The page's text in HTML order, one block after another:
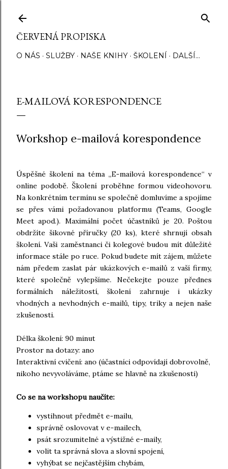
ČERVENÁ PROPISKA
O NÁS SLUŽBY NAŠE KNIHY ŠKOLENÍ DALŠÍ…
E-MAILOVÁ KORESPONDENCE
Workshop e-mailová korespondence
Úspěšné školení na téma „E-mailová korespondence“ v
online podobě. Školení proběhne formou videohovoru.
Na konkrétním termínu se společně domluvíme a spojíme
se přes vámi požadovanou platformu (Teams, Google
Meet apod.). Maximální počet účastníků je 20. Poštou
obdržíte šikovné příručky (20 ks), které shrnují obsah
školení. Vaši zaměstnanci či kolegové budou mít důležité
informace stále po ruce. Pokud budete mít zájem, můžete
nám předem zaslat pár ukázkových e-mailů z vaší firmy,
které společně vylepšíme. Nečekejte pouze přednes
formálních náležitostí, školení zahrnuje i ukázky
vhodných a nevhodných e-mailů, tipy, triky a nejen naše
zkušenosti.
Délka školení: 90 minut
Prostor na dotazy: ano
Interaktivní cvičení: ano (účastníci odpovídají dobrovolně,
nikoho nevyvoláváme, ptáme se hlavně na zkušenosti)
Co se na workshopu naučíte:
vystihnout předmět e-mailu,
správně oslovovat v e-mailech,
psát srozumitelné a výstižné e-maily,
volit ta správná slova a slovní spojení,
vyhýbat se nejčastějším chybám,